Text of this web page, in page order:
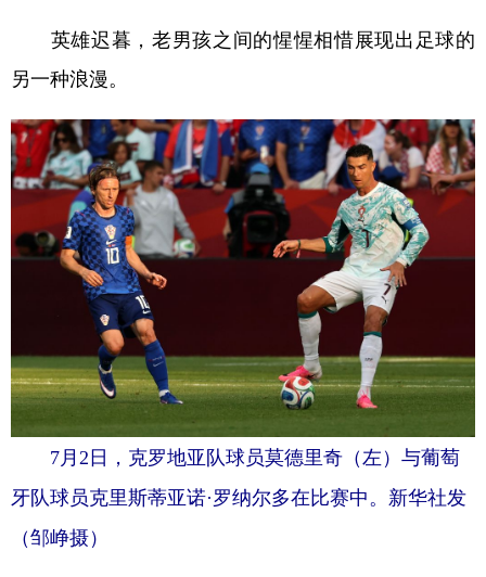
英雄迟暮，老男孩之间的惺惺相惜展现出足球的
另一种浪漫。
7月2日，克罗地亚队球员莫德里奇（左）与葡萄
牙队球员克里斯蒂亚诺·罗纳尔多在比赛中。新华社发
（邹峥摄）